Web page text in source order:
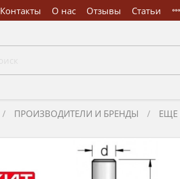
Контакты О нас Отзывы Статьи
ПРОИЗВОДИТЕЛИ И БРЕНДЫ ЕЩЕ